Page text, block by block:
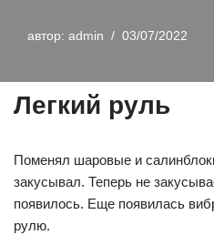
автор: admin 03/07/2022
Легкий руль
Поменял шаровые и
закусывал. Теперь не
появилось. Еще появилась
рулю.